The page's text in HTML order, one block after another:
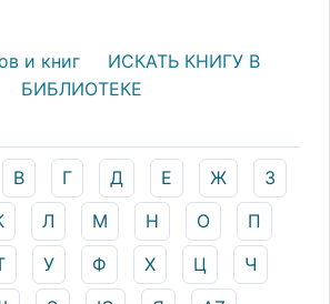
и книг
ИСКАТЬ КНИГУ В
БИБЛИОТЕКЕ
В Г Д Е Ж
З
Л М Н О
П
У Ф Х Ц
Ч